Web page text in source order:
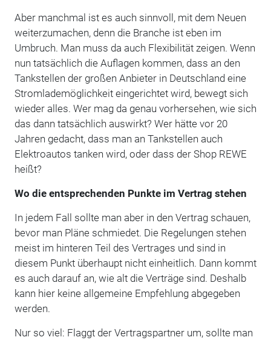
Aber manchmal ist es auch sinnvoll, mit dem Neuen
weiterzumachen, denn die Branche ist eben im
Umbruch. Man muss da auch Flexibilität zeigen. Wenn
nun tatsächlich die Auflagen kommen, dass an den
Tankstellen der großen Anbieter in Deutschland eine
Stromlademöglichkeit eingerichtet wird, bewegt sich
wieder alles. Wer mag da genau vorhersehen, wie sich
das dann tatsächlich auswirkt? Wer hätte vor 20
Jahren gedacht, dass man an Tankstellen auch
Elektroautos tanken wird, oder dass der Shop REWE
heißt?
Wo die entsprechenden Punkte im Vertrag stehen
In jedem Fall sollte man aber in den Vertrag schauen,
bevor man Pläne schmiedet. Die Regelungen stehen
meist im hinteren Teil des Vertrages und sind in
diesem Punkt überhaupt nicht einheitlich. Dann kommt
es auch darauf an, wie alt die Verträge sind. Deshalb
kann hier keine allgemeine Empfehlung abgegeben
werden.
Nur so viel: Flaggt der Vertragspartner um, sollte man